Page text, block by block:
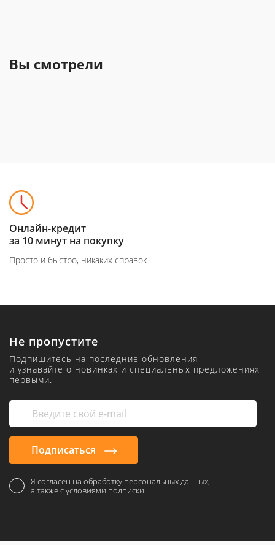
Вы смотрели
Онлайн-кредит
за 10 минут на покупку
Просто и быстро, никаких справок
Не пропустите
Подпишитесь на последние обновления
и узнавайте о новинках и специальных предложениях
первыми.
Подписаться
Я согласен на обработку персональных данных,
а также с условиями подписки